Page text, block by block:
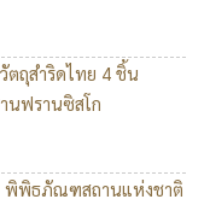
ตถุสำริดไทย 4 ชิ้น
ฟรานซิสโก
พิพิธภัณฑสถานแห่งชาติ